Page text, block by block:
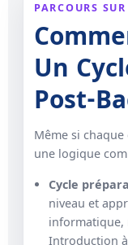
PARCOURS
Un
Post-
Même si
une logique
Cycle
niveau et
informatique,
Introduction